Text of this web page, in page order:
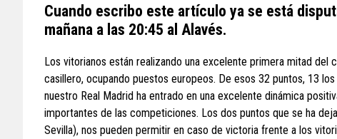
Cuando escribo este artículo ya se está
mañana a las 20:45 al Alavés.
Los vitorianos están realizando una excelente primera mitad del
casillero, ocupando puestos europeos. De esos 32 puntos, 13
nuestro Real Madrid ha entrado en una excelente dinámica
importantes de las competiciones. Los dos puntos que se ha
Sevilla), nos pueden permitir en caso de victoria frente a los